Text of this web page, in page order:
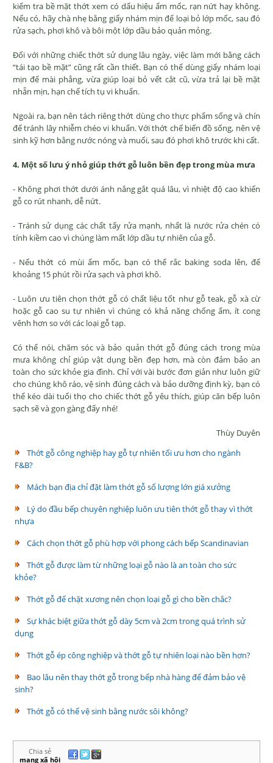
kiểm tra bề mặt thớt xem có dấu hiệu ẩm mốc, rạn nứt hay không.
Nếu có, hãy chà nhẹ bằng giấy nhám mịn để loại bỏ lớp mốc, sau đó
rửa sạch, phơi khô và bôi một lớp dầu bảo quản mỏng.
Đối với những chiếc thớt sử dụng lâu ngày, việc làm mới bằng cách
“tái tạo bề mặt” cũng rất cần thiết. Bạn có thể dùng giấy nhám loại
mịn để mài phẳng, vừa giúp loại bỏ vết cắt cũ, vừa trả lại bề mặt
nhẵn mịn, hạn chế tích tụ vi khuẩn.
Ngoài ra, bạn nên tách riêng thớt dùng cho thực phẩm sống và chín
để tránh lây nhiễm chéo vi khuẩn. Với thớt chế biến đồ sống, nên vệ
sinh kỹ hơn bằng nước nóng và muối, sau đó phơi khô trước khi cất.
4. Một số lưu ý nhỏ giúp thớt gỗ luôn bền đẹp trong mùa mưa
- Không phơi thớt dưới ánh nắng gắt quá lâu, vì nhiệt độ cao khiến
gỗ co rút nhanh, dễ nứt.
- Tránh sử dụng các chất tẩy rửa mạnh, nhất là nước rửa chén có
tính kiềm cao vì chúng làm mất lớp dầu tự nhiên của gỗ.
- Nếu thớt có mùi ẩm mốc, bạn có thể rắc baking soda lên, để
khoảng 15 phút rồi rửa sạch và phơi khô.
- Luôn ưu tiên chọn thớt gỗ có chất liệu tốt như gỗ teak, gỗ xà cừ
hoặc gỗ cao su tự nhiên vì chúng có khả năng chống ẩm, ít cong
vênh hơn so với các loại gỗ tạp.
Có thể nói, chăm sóc và bảo quản thớt gỗ đúng cách trong mùa
mưa không chỉ giúp vật dụng bền đẹp hơn, mà còn đảm bảo an
toàn cho sức khỏe gia đình. Chỉ với vài bước đơn giản như luôn giữ
cho chúng khô ráo, vệ sinh đúng cách và bảo dưỡng định kỳ, bạn có
thể kéo dài tuổi thọ cho chiếc thớt gỗ yêu thích, giúp căn bếp luôn
sạch sẽ và gọn gàng đấy nhé!
Thùy Duyên
Thớt gỗ công nghiệp hay gỗ tự nhiên tối ưu hơn cho ngành
F&B?
Mách bạn địa chỉ đặt làm thớt gỗ số lượng lớn giá xưởng
Lý do đầu bếp chuyên nghiệp luôn ưu tiên thớt gỗ thay vì thớt
nhựa
Cách chọn thớt gỗ phù hợp với phong cách bếp Scandinavian
Thớt gỗ được làm từ những loại gỗ nào là an toàn cho sức
khỏe?
Thớt gỗ để chặt xương nên chọn loại gỗ gì cho bền chắc?
Sự khác biệt giữa thớt gỗ dày 5cm và 2cm trong quá trình sử
dụng
Thớt gỗ ép công nghiệp và thớt gỗ tự nhiên loại nào bền hơn?
Bao lâu nên thay thớt gỗ trong bếp nhà hàng để đảm bảo vệ
sinh?
Thớt gỗ có thể vệ sinh bằng nước sôi không?
Chia sẻ
mạng xã hội